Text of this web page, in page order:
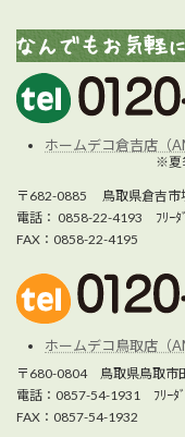
ホームデコ倉吉店（
※夏
〒682-0885 鳥取県倉吉市
電話： 0858-22-4193 ﾌﾘｰﾀ
FAX：0858-22-4195
ホームデコ鳥取店（
〒680-0804 鳥取県鳥取市
電話：0857-54-1931 ﾌﾘｰﾀ
FAX：0857-54-1932